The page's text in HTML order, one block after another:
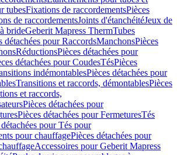
tubesFixations de raccordementsPièces
de raccordementsJoints d'étanchéitéJeux de
brideGeberit Mapress ThermTubes
détachées pour RaccordsManchonsPièces
RéductionsPièces détachées pour
détachées pour CoudesTésPièces
indémontablesPièces détachées pour
Transitions et raccords, démontablesPièces
et raccords,
Pièces détachées pour
Pièces détachées pour FermeturesTés
pour Tés pour
pour chauffagePièces détachées pour
Accessoires pour Geberit Mapress